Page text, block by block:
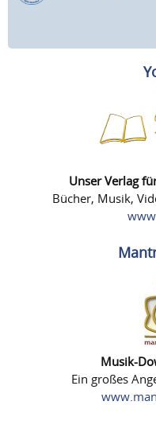
Unser Verlag
Bücher, Musik,
Musik-
Ein großes